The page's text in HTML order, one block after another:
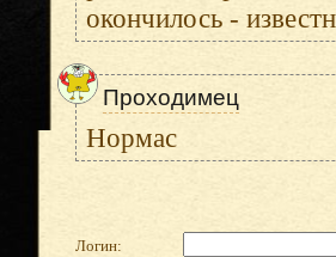
окончилось -
Проходимец
Нормас
Логин: